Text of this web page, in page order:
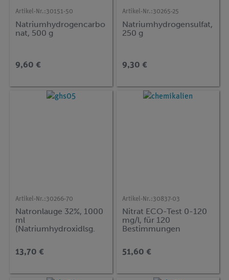
Artikel-Nr.:30151-50
Natriumhydrogencarbo
nat, 500 g
9,60 €
Artikel-Nr.:30265-25
Natriumhydrogensulfat,
250 g
9,30 €
Artikel-Nr.:30266-70
Natronlauge 32%, 1000
ml
(Natriumhydroxidlsg.
13,70 €
Artikel-Nr.:30837-03
Nitrat ECO-Test 0-120
mg/l, für 120
Bestimmungen
51,60 €